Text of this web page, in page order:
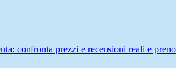
confronta prezzi e recensioni reali e